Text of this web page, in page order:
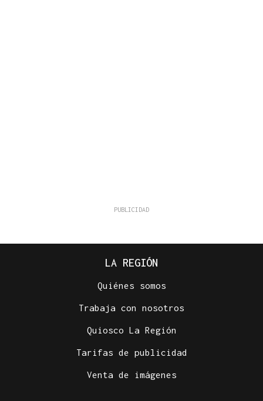
LA REGIÓN
Quiénes somos
Trabaja con nosotros
Quiosco La Región
Tarifas de publicidad
Venta de imágenes